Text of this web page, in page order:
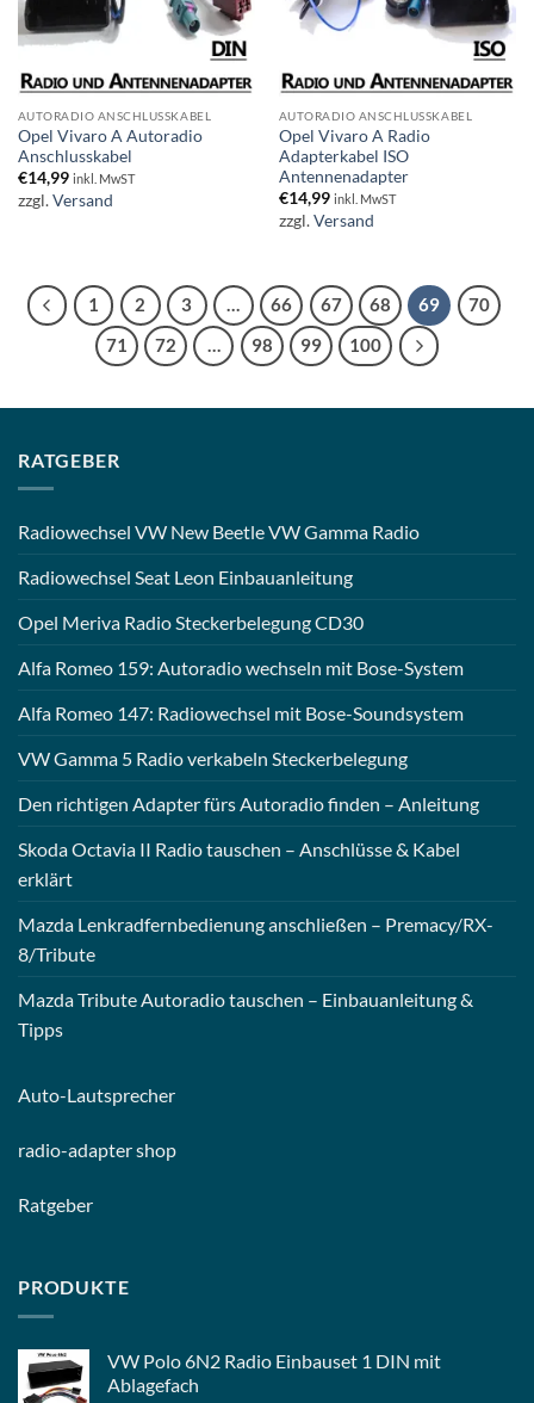
AUTORADIO ANSCHLUSSKABEL
Opel Vivaro A Autoradio
Anschlusskabel
€14,99 inkl. MwST
zzgl.Versand
AUTORADIO ANSCHLUSSKABEL
Opel Vivaro A Radio
Adapterkabel ISO
Antennenadapter
€14,99 inkl. MwST
zzgl.Versand
1 2 3 … 66 67 68 69
70
71
72 … 98 99 100
RATGEBER
Radiowechsel VW New Beetle VW Gamma Radio
Radiowechsel Seat Leon Einbauanleitung
Opel Meriva Radio Steckerbelegung CD30
Alfa Romeo 159: Autoradio wechseln mit Bose-System
Alfa Romeo 147: Radiowechsel mit Bose-Soundsystem
VW Gamma 5 Radio verkabeln Steckerbelegung
Den richtigen Adapter fürs Autoradio finden – Anleitung
Skoda Octavia II Radio tauschen – Anschlüsse & Kabel
erklärt
Mazda Lenkradfernbedienung anschließen – Premacy/RX-
8/Tribute
Mazda Tribute Autoradio tauschen – Einbauanleitung &
Tipps
Auto-Lautsprecher
radio-adapter shop
Ratgeber
PRODUKTE
VW Polo 6N2 Radio Einbauset 1 DIN mit
Ablagefach